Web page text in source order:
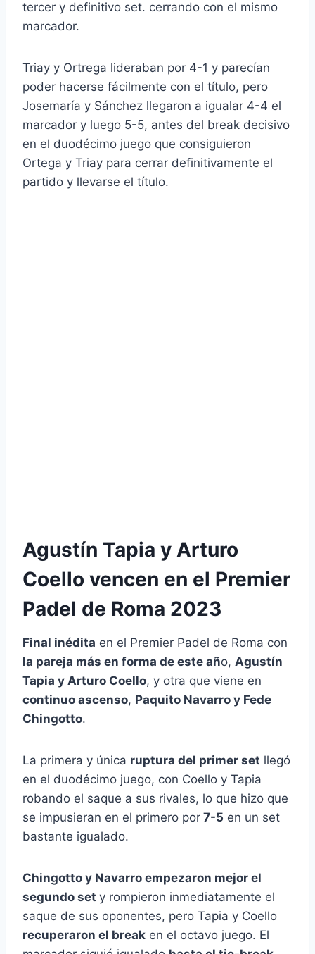
tercer y definitivo set. cerrando con el mismo
marcador.
Triay y Ortrega lideraban por 4-1 y parecían
poder hacerse fácilmente con el título, pero
Josemaría y Sánchez llegaron a igualar 4-4 el
marcador y luego 5-5, antes del break decisivo
en el duodécimo juego que consiguieron
Ortega y Triay para cerrar definitivamente el
partido y llevarse el título.
Agustín Tapia y Arturo
Coello vencen en el Premier
Padel de Roma 2023
Final inédita en el Premier Padel de Roma con
la pareja más en forma de este año, Agustín
Tapia y Arturo Coello, y otra que viene en
continuo ascenso, Paquito Navarro y Fede
Chingotto.
La primera y única ruptura del primer set llegó
en el duodécimo juego, con Coello y Tapia
robando el saque a sus rivales, lo que hizo que
se impusieran en el primero por 7-5 en un set
bastante igualado.
Chingotto y Navarro empezaron mejor el
segundo set y rompieron inmediatamente el
saque de sus oponentes, pero Tapia y Coello
recuperaron el break en el octavo juego. El